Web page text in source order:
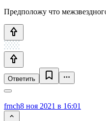
Предположу что
Ответить
frnch8 ноя 2021 в 16:01